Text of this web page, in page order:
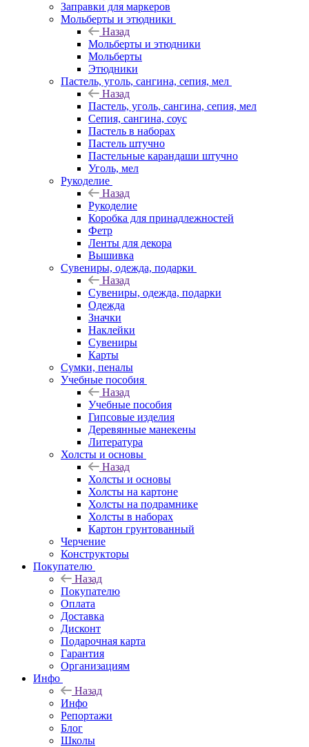
Заправки для маркеров
Мольберты и этюдники
Назад
Мольберты и этюдники
Мольберты
Этюдники
Пастель, уголь, сангина, сепия, мел
Назад
Пастель, уголь, сангина, сепия, мел
Сепия, сангина, соус
Пастель в наборах
Пастель штучно
Пастельные карандаши штучно
Уголь, мел
Рукоделие
Назад
Рукоделие
Коробка для принадлежностей
Фетр
Ленты для декора
Вышивка
Сувениры, одежда, подарки
Назад
Сувениры, одежда, подарки
Одежда
Значки
Наклейки
Сувениры
Карты
Сумки, пеналы
Учебные пособия
Назад
Учебные пособия
Гипсовые изделия
Деревянные манекены
Литература
Холсты и основы
Назад
Холсты и основы
Холсты на картоне
Холсты на подрамнике
Холсты в наборах
Картон грунтованный
Черчение
Конструкторы
Покупателю
Назад
Покупателю
Оплата
Доставка
Дисконт
Подарочная карта
Гарантия
Организациям
Инфо
Назад
Инфо
Репортажи
Блог
Школы